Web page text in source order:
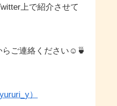
上で紹介させて
らご連絡ください☺🍵
）